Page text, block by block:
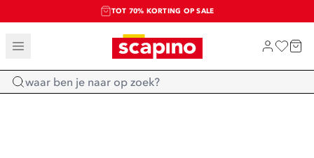
TOT 70% KORTING OP SALE
SALE: LAATSTE KANS!
SHOP NIEUW
Home